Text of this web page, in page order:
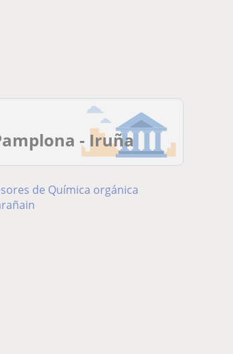
- Iruña
de Química orgánica